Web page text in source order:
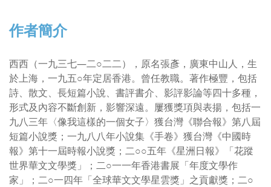
作者簡介
西西（一九三七—二○二二），原名張彥，廣東中山人，生
於上海，一九五○年定居香港。曾任教職。著作極豐，包括
詩、散文、長短篇小說、書評書介、影評影論等四十多種，
形式及內容不斷創新，影響深遠。屢獲獎項與表揚，包括一
九八三年〈像我這樣的一個女子〉獲台灣《聯合報》第八屆
短篇小說獎；一九八八年小說集《手卷》獲台灣《中國時
報》第十一屆時報小說獎；二○○五年《星洲日報》「花蹤
世界華文文學獎」；二○一一年香港書展「年度文學作
家」；二○一四年「全球華文文學星雲獎」之貢獻獎；二○